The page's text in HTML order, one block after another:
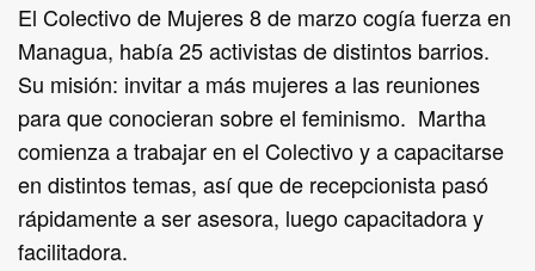
El Colectivo de Mujeres 8 de marzo cogía fuerza en
Managua, había 25 activistas de distintos barrios.
Su misión: invitar a más mujeres a las reuniones
para que conocieran sobre el feminismo. Martha
comienza a trabajar en el Colectivo y a capacitarse
en distintos temas, así que de recepcionista pasó
rápidamente a ser asesora, luego capacitadora y
facilitadora.